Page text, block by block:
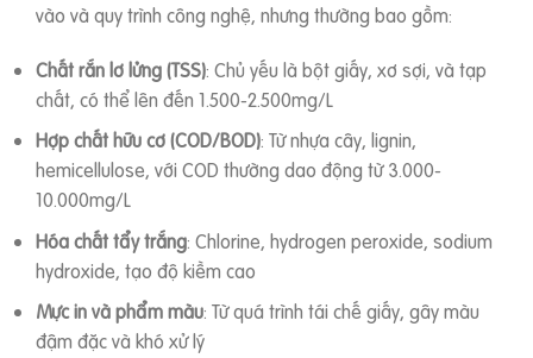
vào và quy trình công nghệ, nhưng thường bao gồm:
Chất rắn lơ lửng (TSS): Chủ yếu là bột giấy, xơ sợi, và tạp
chất, có thể lên đến 1.500-2.500mg/L
Hợp chất hữu cơ (COD/BOD): Từ nhựa cây, lignin,
hemicellulose, với COD thường dao động từ 3.000-
10.000mg/L
Hóa chất tẩy trắng: Chlorine, hydrogen peroxide, sodium
hydroxide, tạo độ kiềm cao
Mực in và phẩm màu: Từ quá trình tái chế giấy, gây màu
đậm đặc và khó xử lý